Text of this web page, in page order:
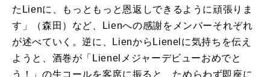
た Lienに、もっともっと恩返しできるように頑張りま
す」（森田）など、
Lienへの感謝をメンバーそれぞれ
が述べていく。逆に、
Lienから Lienel に気持ちを伝え
ようと、酒巻が「 Lienel メジャーデビューおめでと
う！」の生コールを客席に振ると、ためらわず即座に